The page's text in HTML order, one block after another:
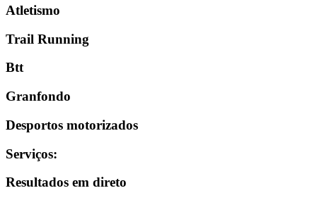
Atletismo
Trail Running
Btt
Granfondo
Desportos motorizados
Serviços:
Resultados em direto